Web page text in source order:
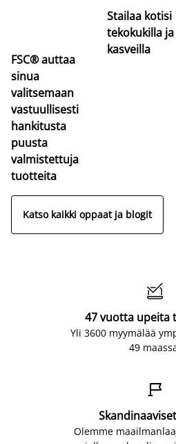
FSC® auttaa
sinua
valitsemaan
vastuullisesti
hankitusta
puusta
valmistettuja
tuotteita
Stailaa kotisi
tekokukilla ja
kasveilla
Katso kaikki oppaat ja blogit

47 vuotta upeita
Yli 3600 myymälää
49

Olemme